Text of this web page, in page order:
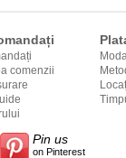
comenzii
către
Pin us
on Pinterest